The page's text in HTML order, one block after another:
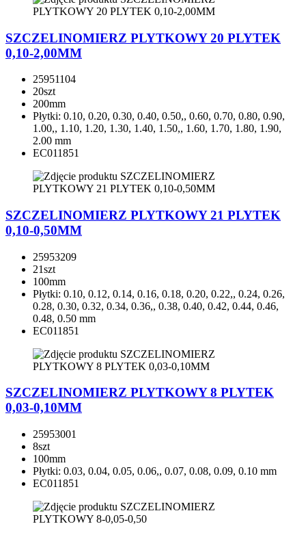
SZCZELINOMIERZ PLYTKOWY 20 PLYTEK
0,10-2,00MM
25951104
20szt
200mm
Płytki: 0.10, 0.20, 0.30, 0.40, 0.50,, 0.60, 0.70, 0.80, 0.90,
1.00,, 1.10, 1.20, 1.30, 1.40, 1.50,, 1.60, 1.70, 1.80, 1.90,
2.00 mm
EC011851
SZCZELINOMIERZ PLYTKOWY 21 PLYTEK
0,10-0,50MM
25953209
21szt
100mm
Płytki: 0.10, 0.12, 0.14, 0.16, 0.18, 0.20, 0.22,, 0.24, 0.26,
0.28, 0.30, 0.32, 0.34, 0.36,, 0.38, 0.40, 0.42, 0.44, 0.46,
0.48, 0.50 mm
EC011851
SZCZELINOMIERZ PLYTKOWY 8 PLYTEK
0,03-0,10MM
25953001
8szt
100mm
Płytki: 0.03, 0.04, 0.05, 0.06,, 0.07, 0.08, 0.09, 0.10 mm
EC011851